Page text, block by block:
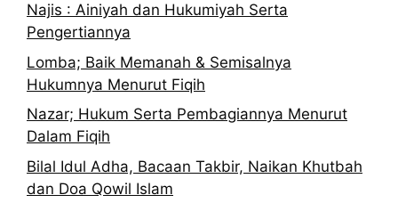
Najis : Ainiyah dan Hukumiyah Serta
Pengertiannya
Lomba; Baik Memanah & Semisalnya
Hukumnya Menurut Fiqih
Nazar; Hukum Serta Pembagiannya Menurut
Dalam Fiqih
Bilal Idul Adha, Bacaan Takbir, Naikan Khutbah
dan Doa Qowil Islam